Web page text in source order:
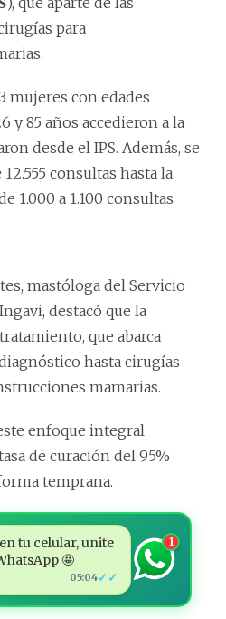
para
mujeres con edades
y 85 años accedieron a la
desde el IPS. Además, se
consultas hasta la
1.000 a 1.100 consultas
mastóloga del Servicio
destacó que la
que abarca
hasta cirugías
mamarias.
enfoque integral
de curación del 95%
temprana.
tu celular, unite
🤩
05:04✓✓
1